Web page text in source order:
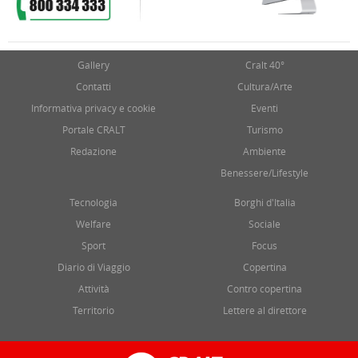
Gallery
Contatti
Informativa privacy e cookie
Portale CRALT
Redazione
Cralt 40°
Cultura/Arte
Eventi
Turismo
Ambiente
Benessere/Lifestyle
Tecnologia
Welfare
Sport
Diario di Viaggio
Attività
Territorio
Borghi d'Italia
Sociale
Focus
Copertina
Contro copertina
Lettere al direttore